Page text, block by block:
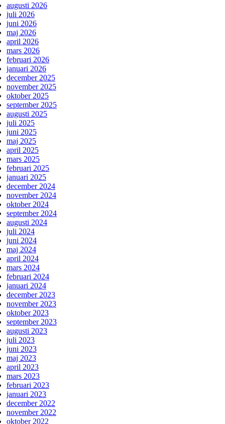
augusti 2026
juli 2026
juni 2026
maj 2026
april 2026
mars 2026
februari 2026
januari 2026
december 2025
november 2025
oktober 2025
september 2025
augusti 2025
juli 2025
juni 2025
maj 2025
april 2025
mars 2025
februari 2025
januari 2025
december 2024
november 2024
oktober 2024
september 2024
augusti 2024
juli 2024
juni 2024
maj 2024
april 2024
mars 2024
februari 2024
januari 2024
december 2023
november 2023
oktober 2023
september 2023
augusti 2023
juli 2023
juni 2023
maj 2023
april 2023
mars 2023
februari 2023
januari 2023
december 2022
november 2022
oktober 2022